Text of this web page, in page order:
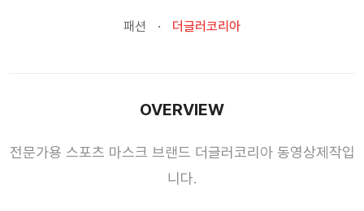
패션 더글러코리아
OVERVIEW
전문가용 스포츠 마스크 브랜드 더글러코리아 동영상제작입
니다.